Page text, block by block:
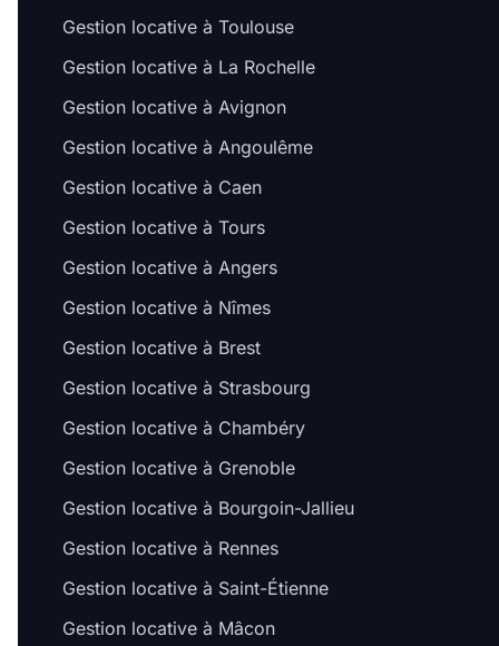
Gestion locative à Toulouse
Gestion locative à La Rochelle
Gestion locative à Avignon
Gestion locative à Angoulême
Gestion locative à Caen
Gestion locative à Tours
Gestion locative à Angers
Gestion locative à Nîmes
Gestion locative à Brest
Gestion locative à Strasbourg
Gestion locative à Chambéry
Gestion locative à Grenoble
Gestion locative à Bourgoin-Jallieu
Gestion locative à Rennes
Gestion locative à Saint-Étienne
Gestion locative à Mâcon